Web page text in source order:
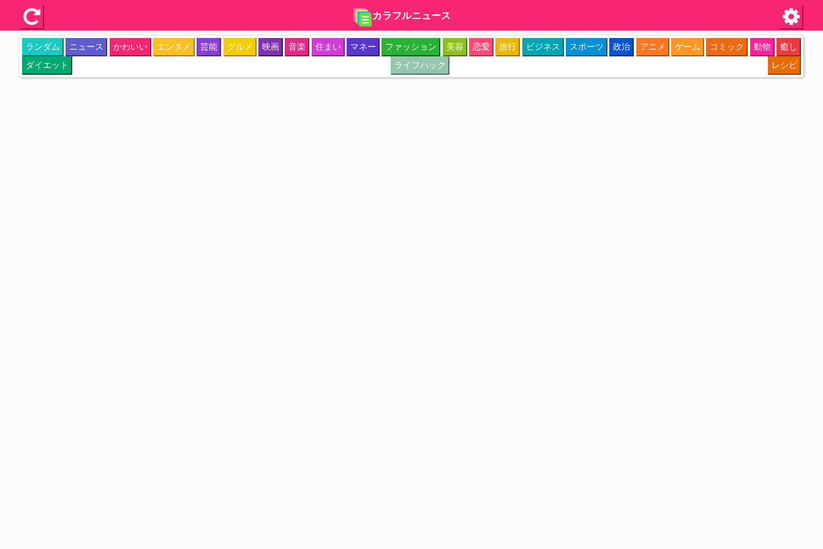
カラフルニュース
ランダム ニュース かわいい エンタメ 芸能 グルメ 映画 音楽 住まい マネー ファッション 美容 恋愛 旅行 ビジネス スポーツ 政治 アニメ ゲーム コミック 動物
癒し
ダイエット
ライフハック レシピ